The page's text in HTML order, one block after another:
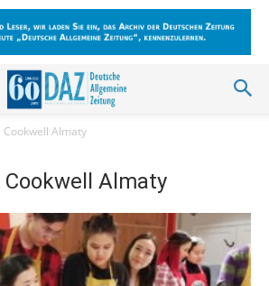
Cookwell Almaty
Almaty